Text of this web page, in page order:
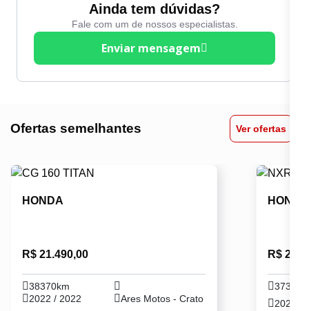
Ainda tem dúvidas?
Fale com um de nossos especialistas.
Enviar mensagem
Ofertas semelhantes Ver ofertas
HONDA
R$ 21.490,00
38370km
2022 / 2022
Ares Motos - Crato
HONDA
R$
2024 /